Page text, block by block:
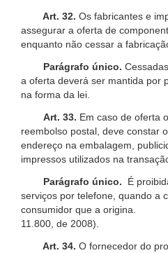
Art. 32. Os fabricantes e
assegurar a oferta de
enquanto não cessar a
Parágrafo único.
a oferta deverá ser mantida por
na forma da lei.
Art. 33. Em caso de oferta
reembolso postal, deve constar
endereço na embalagem,
impressos utilizados na
Parágrafo único.
É
serviços por telefone, quando a
consumidor que a origina.
11.800, de 2008).
Art. 34. O fornecedor do